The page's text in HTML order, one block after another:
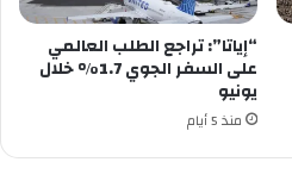
“إياتا”: تراجع الطلب العالمي
على السفر الجوي 1.7% خلال
يونيو
منذ 5 أيام